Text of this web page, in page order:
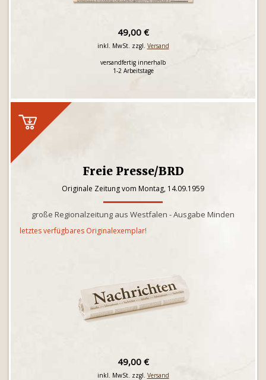
49,00 €
inkl. MwSt. zzgl. Versand
versandfertig innerhalb
1-2 Arbeitstage
Freie Presse/BRD
Originale Zeitung vom Montag, 14.09.1959
große Regionalzeitung aus Westfalen - Ausgabe Minden
letztes verfügbares Originalexemplar!
49,00 €
inkl. MwSt. zzgl. Versand